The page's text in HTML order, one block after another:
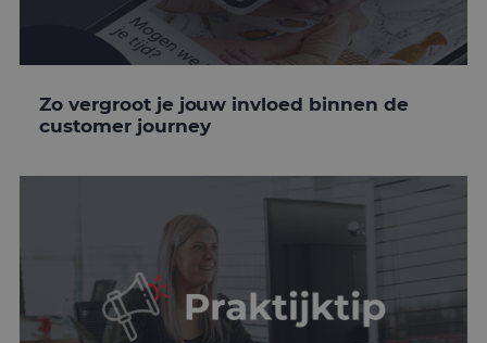
Zo vergroot je jouw invloed binnen de
customer journey